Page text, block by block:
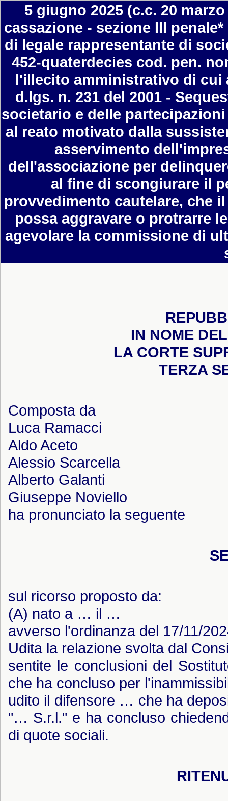
5 giugno 2025 (c.c. 20
cassazione - sezione III
di legale rappresentante di
452-quaterdecies cod. pen.
l'illecito amministrativo di cui
d.lgs. n. 231 del 2001 -
societario e delle
al reato motivato dalla
asservimento
dell'associazione per
al fine di scongiurare il
provvedimento cautelare, che
possa aggravare o protrarre
agevolare la commissione di
IN NOME
LA CORTE
TERZA
Composta da
Luca Ramacci
Aldo Aceto
Alessio Scarcella
Alberto Galanti
Giuseppe Noviello
ha pronunciato la seguente
sul ricorso proposto da:
(A) nato a … il …
avverso l'ordinanza del 17/11/
Udita la relazione svolta dal
sentite le conclusioni del
che ha concluso per
udito il difensore … che ha
"… S.r.l." e ha concluso
di quote sociali.